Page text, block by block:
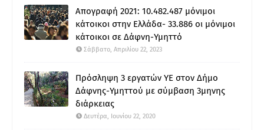
Απογραφή 2021: 10.482.487 μόνιμοι
κάτοικοι στην Ελλάδα- 33.886 οι μόνιμοι
κάτοικοι σε Δάφνη-Υμηττό
Σάββατο, Απριλίου 22, 2023
Πρόσληψη 3 εργατών ΥΕ στον Δήμο
Δάφνης-Υμηττού με σύμβαση 3μηνης
διάρκειας
Δευτέρα, Ιουνίου 22, 2020